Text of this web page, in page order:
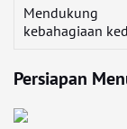
Mendukung
kebahagiaan
Persiapan